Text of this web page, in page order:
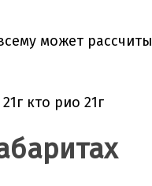
может